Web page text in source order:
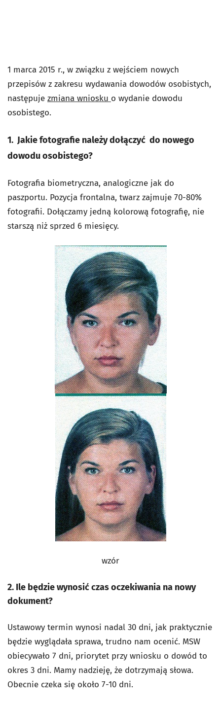
1 marca 2015 r., w związku z wejściem nowych
przepisów z zakresu wydawania dowodów osobistych,
następuje zmiana wniosku o wydanie dowodu
osobistego.
1. Jakiefotografie należy dołączyć do nowego
dowodu osobistego?
Fotografia biometryczna, analogiczne jak do
paszportu. Pozycja frontalna, twarz zajmuje 70-80%
fotografii. Dołączamy jedną kolorową fotografię, nie
starszą niż sprzed 6 miesięcy.
wzór
2. Ile będzie wynosić czas oczekiwania na nowy
dokument?
Ustawowy termin wynosi nadal 30 dni, jak praktycznie
będzie wyglądała sprawa, trudno nam ocenić. MSW
obiecywało 7 dni, priorytet przy wniosku o dowód to
okres 3 dni. Mamy nadzieję, że dotrzymają słowa.
Obecnie czeka się około 7-10 dni.